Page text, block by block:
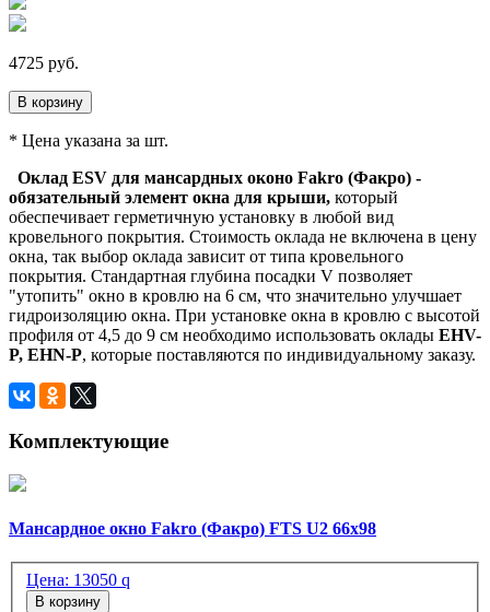
4725 руб.
В корзину
* Цена указана за шт.
Оклад ESV для мансардных оконо Fakro (Факро) -
обязательный элемент окна для крыши, который
обеспечивает герметичную установку в любой вид
кровельного покрытия. Стоимость оклада не включена в цену
окна, так выбор оклада зависит от типа кровельного
покрытия. Стандартная глубина посадки V позволяет
"утопить" окно в кровлю на 6 см, что значительно улучшает
гидроизоляцию окна. При установке окна в кровлю с высотой
профиля от 4,5 до 9 см необходимо использовать оклады EHV-
P, EHN-P, которые поставляются по индивидуальному заказу.
Комплектующие
Мансардное окно Fakro (Факро) FTS U2 66х98
Цена: 13050 q
В корзину